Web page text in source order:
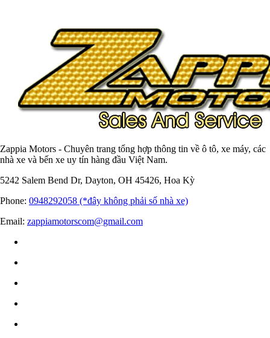
Zappia Motors - Chuyên trang tổng hợp thông tin về ô tô, xe máy, các
nhà xe và bến xe uy tín hàng đầu Việt Nam.
5242 Salem Bend Dr, Dayton, OH 45426, Hoa Kỳ
Phone: 0948292058 (*đây không phải số nhà xe)
Email: zappiamotorscom@gmail.com